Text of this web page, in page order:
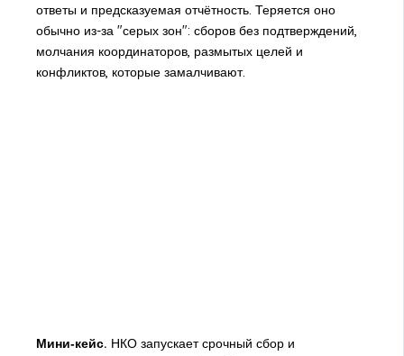
ответы и предсказуемая отчётность. Теряется оно
обычно из-за "серых зон": сборов без подтверждений,
молчания координаторов, размытых целей и
конфликтов, которые замалчивают.
Мини‑кейс. НКО запускает срочный сбор и